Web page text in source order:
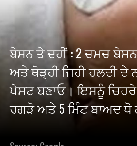
ਬੇਸਨ ਤੇ ਦਹੀਂ : 2 ਚਮਚ
ਅਤੇ ਥੋੜ੍ਹੀ ਜਿਹੀ ਹਲਦੀ ਦੇ
ਪੇਸਟ ਬਣਾਓ। ਇਸਨੂੰ ਚਿਹਰੇ
ਰਗੜੋ ਅਤੇ 5 ਮਿੰਟ ਬਾਅਦ ਧੋ